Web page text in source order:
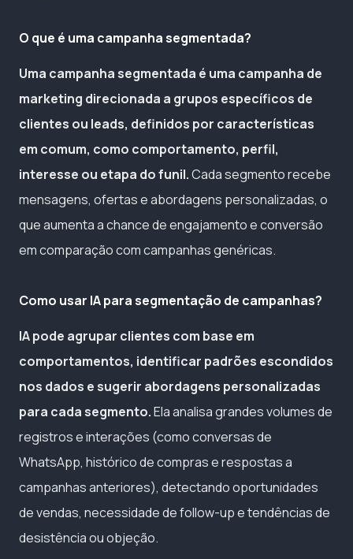
O que é uma campanha segmentada?
Uma campanha segmentada é uma campanha de
marketing direcionada a grupos específicos de
clientes ou leads, definidos por características
em comum, como comportamento, perfil,
interesse ou etapa do funil.Cada segmento recebe
mensagens, ofertas e abordagens personalizadas, o
que aumenta a chance de engajamento e conversão
em comparação com campanhas genéricas.
Como usar IA para segmentação de campanhas?
IA pode agrupar clientes com base em
comportamentos, identificar padrões escondidos
nos dados e sugerir abordagens personalizadas
para cada segmento.Ela analisa grandes volumes de
registros e interações (como conversas de
WhatsApp, histórico de compras e respostas a
campanhas anteriores), detectando oportunidades
de vendas, necessidade de follow-up e tendências de
desistência ou objeção.